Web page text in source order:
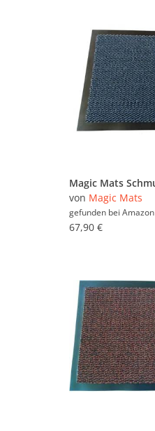
von Magic Mats
gefunden bei Amazon
67,90 €